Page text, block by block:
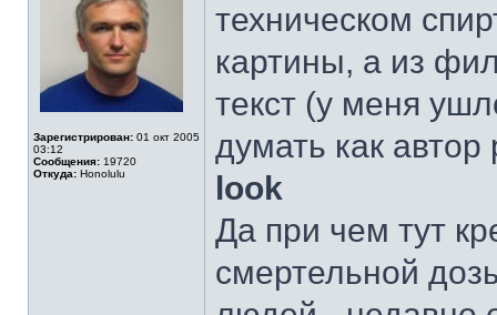
Зарегистрирован: 01 окт 2005
03:12
Сообщения: 19720
Откуда: Honolulu
техническом
картины, а из
текст (у меня
думать как
look
Да при чем тут
смертельной